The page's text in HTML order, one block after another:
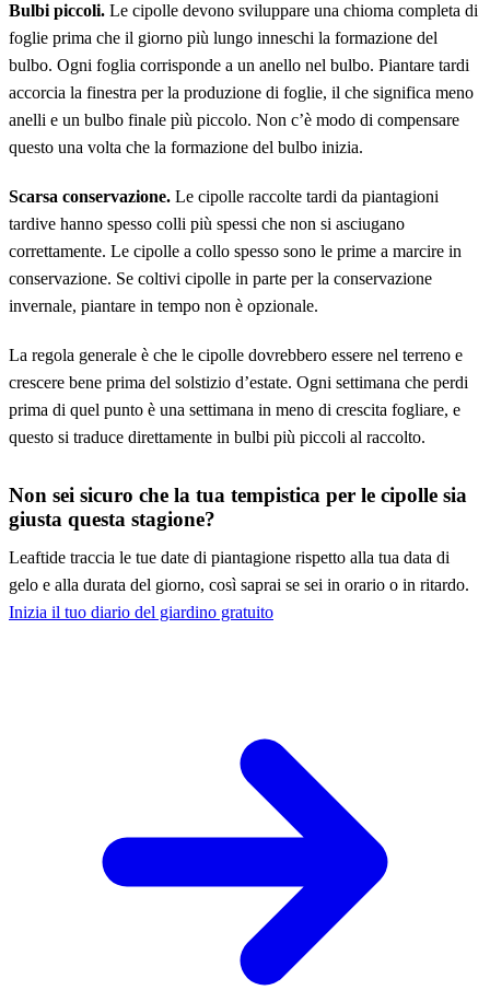
Bulbi piccoli. Le cipolle devono sviluppare una chioma completa di
foglie prima che il giorno più lungo inneschi la formazione del
bulbo. Ogni foglia corrisponde a un anello nel bulbo. Piantare tardi
accorcia la finestra per la produzione di foglie, il che significa meno
anelli e un bulbo finale più piccolo. Non c’è modo di compensare
questo una volta che la formazione del bulbo inizia.
Scarsa conservazione. Le cipolle raccolte tardi da piantagioni
tardive hanno spesso colli più spessi che non si asciugano
correttamente. Le cipolle a collo spesso sono le prime a marcire in
conservazione. Se coltivi cipolle in parte per la conservazione
invernale, piantare in tempo non è opzionale.
La regola generale è che le cipolle dovrebbero essere nel terreno e
crescere bene prima del solstizio d’estate. Ogni settimana che perdi
prima di quel punto è una settimana in meno di crescita fogliare, e
questo si traduce direttamente in bulbi più piccoli al raccolto.
Non sei sicuro che la tua tempistica per le cipolle sia
giusta questa stagione?
Leaftide traccia le tue date di piantagione rispetto alla tua data di
gelo e alla durata del giorno, così saprai se sei in orario o in ritardo.
Inizia il tuo diario del giardino gratuito